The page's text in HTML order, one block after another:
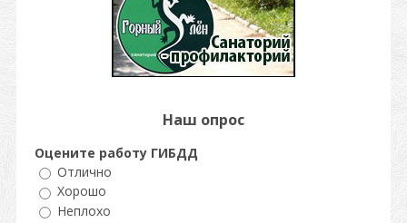
Наш опрос
Оцените работу ГИБДД
Отлично
Хорошо
Неплохо